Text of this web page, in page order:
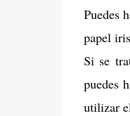
Puedes
papel
Si se
puedes
utilizar